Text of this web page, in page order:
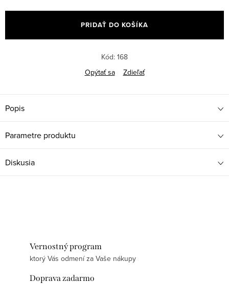
cena:
PRIDAŤ DO KOŠÍKA
Kód: 168
Opýtať sa
Zdieľať
Popis
Parametre produktu
Diskusia
Vernostný program
ktorý Vás odmení za Vaše nákupy
Doprava zadarmo